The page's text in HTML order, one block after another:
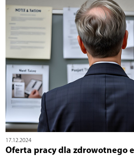
17.12.2024
Oferta pracy dla zdrowotnego